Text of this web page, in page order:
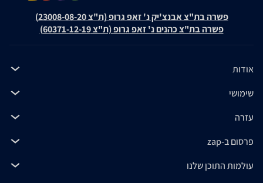
פשרה בת"צ אבנצ'יק נ' זאפ גרופ (ת"צ 23008-08-20)
פשרה בת"צ כהנים נ' זאפ גרופ (ת"צ 60371-12-19)
אודות
שימושי
עזרה
פרסום ב-zap
עולמות התוכן שלנו